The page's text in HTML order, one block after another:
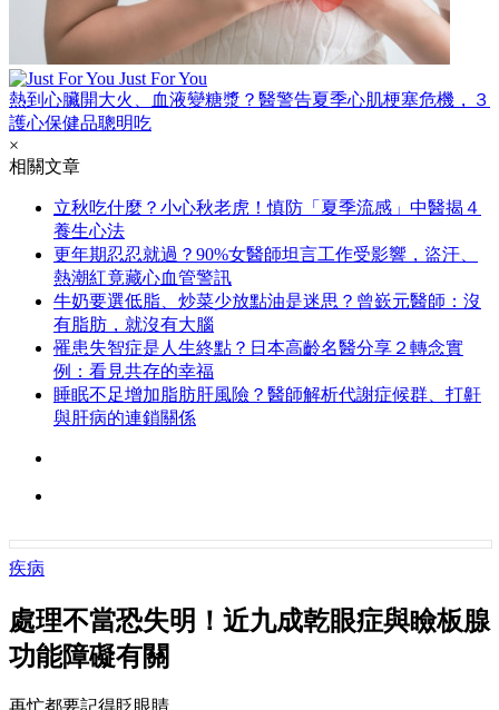
Just For You
熱到心臟開大火、血液變糖漿？醫警告夏季心肌梗塞危機，３
護心保健品聰明吃
×
相關文章
立秋吃什麼？小心秋老虎！慎防「夏季流感」中醫揭４
養生心法
更年期忍忍就過？90%女醫師坦言工作受影響，盜汗、
熱潮紅竟藏心血管警訊
牛奶要選低脂、炒菜少放點油是迷思？曾嶔元醫師：沒
有脂肪，就沒有大腦
罹患失智症是人生終點？日本高齡名醫分享２轉念實
例：看見共存的幸福
睡眠不足增加脂肪肝風險？醫師解析代謝症候群、打鼾
與肝病的連鎖關係
疾病
處理不當恐失明！近九成乾眼症與瞼板腺
功能障礙有關